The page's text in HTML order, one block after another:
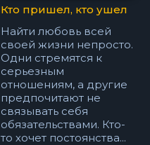
Кто пришел, кто ушел
Найти любовь всей
своей жизни непросто.
Одни стремятся к
серьезным
отношениям, а другие
предпочитают не
связывать себя
обязательствами. Кто-
то хочет постоянства...